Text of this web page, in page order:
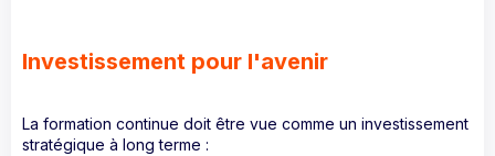
Investissement pour l'avenir
La formation continue doit être vue comme un investissement
stratégique à long terme :